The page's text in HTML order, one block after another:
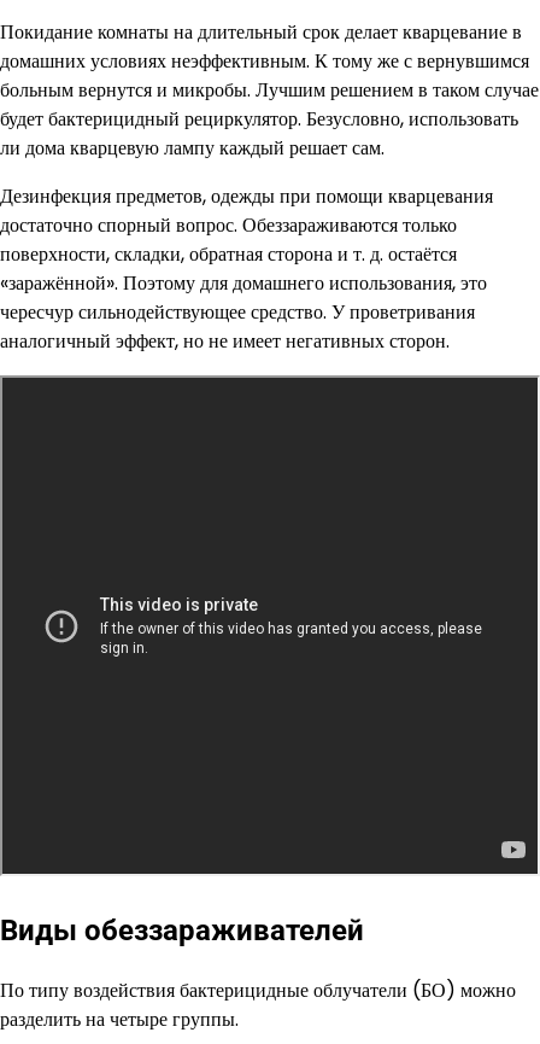
Покидание комнаты на длительный срок делает кварцевание в
домашних условиях неэффективным. К тому же с вернувшимся
больным вернутся и микробы. Лучшим решением в таком случае
будет бактерицидный рециркулятор. Безусловно, использовать
ли дома кварцевую лампу каждый решает сам.
Дезинфекция предметов, одежды при помощи кварцевания
достаточно спорный вопрос. Обеззараживаются только
поверхности, складки, обратная сторона и т. д. остаётся
«заражённой». Поэтому для домашнего использования, это
чересчур сильнодействующее средство. У проветривания
аналогичный эффект, но не имеет негативных сторон.
Виды обеззараживателей
По типу воздействия бактерицидные облучатели (БО) можно
разделить на четыре группы.